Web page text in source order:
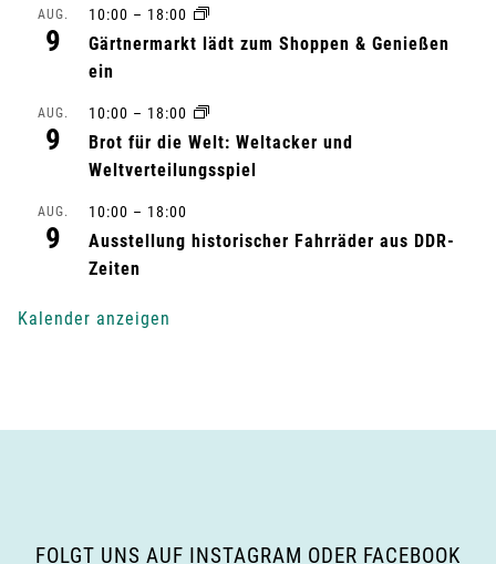
-
a
AUG.
9
10:00 – 18:00
Gärtnermarkt lädt zum Shoppen & Genießen
ein
AUG.
9
10:00 – 18:00
Brot für die Welt: Weltacker und
Weltverteilungsspiel
AUG.
9
10:00 – 18:00
Ausstellung historischer Fahrräder aus DDR-
Zeiten
Kalender anzeigen
FOLGT UNS AUF INSTAGRAM ODER FACEBOOK